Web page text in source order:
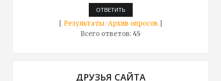
[ Результаты·Архив опросов ]
Всего ответов:45
ДРУЗЬЯ САЙТА